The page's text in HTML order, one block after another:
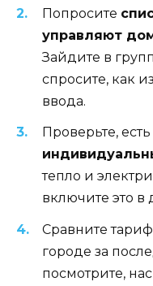
Попросите
управляют
Зайдите в
спросите, как
ввода.
Проверьте,
тепло и
включите это в
Сравните
городе за
посмотрите,